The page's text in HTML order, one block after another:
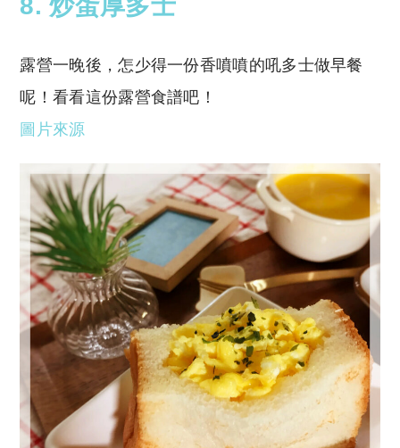
8. 炒蛋厚多士
露營一晚後，怎少得一份香噴噴的吼多士做早餐
呢！看看這份露營食譜吧！
圖片來源